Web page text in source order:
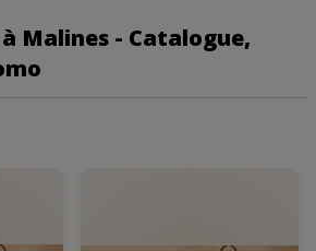
Malines - Catalogue,